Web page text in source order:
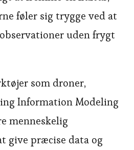
føler sig trygge ved at
uden frygt
som droner,
Information Modeling
menneskelig
give præcise data og